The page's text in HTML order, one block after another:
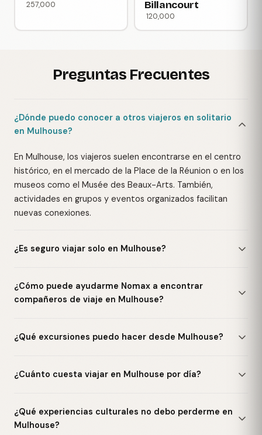
257,000 Billancourt
120,000
Preguntas Frecuentes
¿Dónde puedo conocer a otros viajeros en solitario
en Mulhouse?
En Mulhouse, los viajeros suelen encontrarse en el centro
histórico, en el mercado de la Place de la Réunion o en los
museos como el Musée des Beaux-Arts. También,
actividades en grupos y eventos organizados facilitan
nuevas conexiones.
¿Es seguro viajar solo en Mulhouse?
¿Cómo puede ayudarme Nomax a encontrar
compañeros de viaje en Mulhouse?
¿Qué excursiones puedo hacer desde Mulhouse?
¿Cuánto cuesta viajar en Mulhouse por día?
¿Qué experiencias culturales no debo perderme en
Mulhouse?